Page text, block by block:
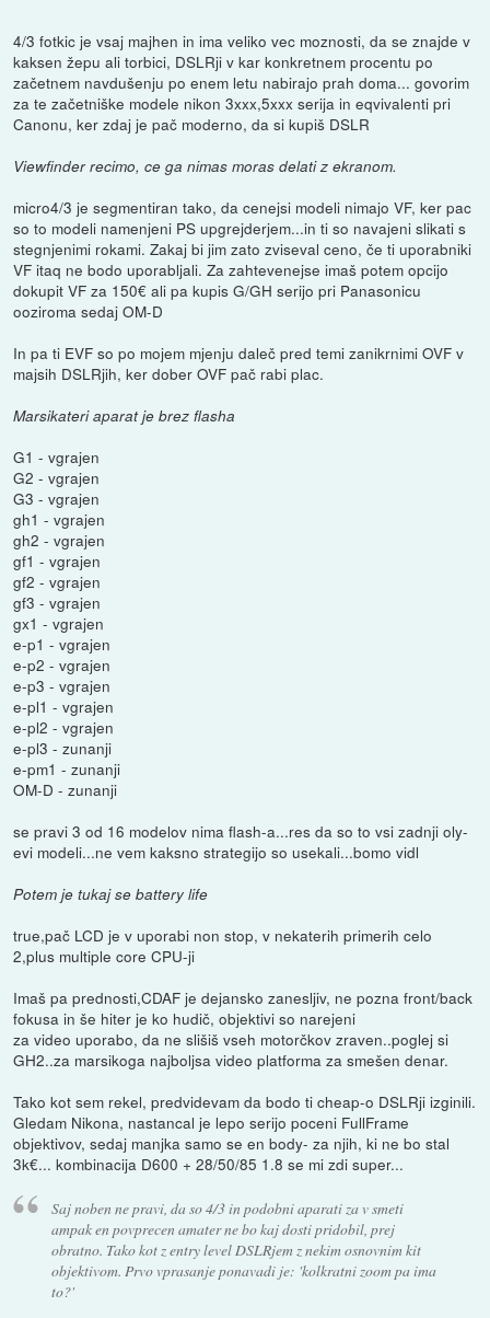
4/3 fotkic je vsaj majhen in ima veliko vec moznosti, da se znajde v
kaksen žepu ali torbici, DSLRji v kar konkretnem procentu po
začetnem navdušenju po enem letu nabirajo prah doma... govorim
za te začetniške modele nikon 3xxx,5xxx serija in eqvivalenti pri
Canonu, ker zdaj je pač moderno, da si kupiš DSLR
Viewfinder recimo, ce ga nimas moras delati z ekranom.
micro4/3 je segmentiran tako, da cenejsi modeli nimajo VF, ker pac
so to modeli namenjeni PS upgrejderjem...in ti so navajeni slikati s
stegnjenimi rokami. Zakaj bi jim zato zviseval ceno, če ti uporabniki
VF itaq ne bodo uporabljali. Za zahtevenejse imaš potem opcijo
dokupit VF za 150€ ali pa kupis G/GH serijo pri Panasonicu
ooziroma sedaj OM-D
In pa ti EVF so po mojem mjenju daleč pred temi zanikrnimi OVF v
majsih DSLRjih, ker dober OVF pač rabi plac.
Marsikateri aparat je brez flasha
G1 - vgrajen
G2 - vgrajen
G3 - vgrajen
gh1 - vgrajen
gh2 - vgrajen
gf1 - vgrajen
gf2 - vgrajen
gf3 - vgrajen
gx1 - vgrajen
e-p1 - vgrajen
e-p2 - vgrajen
e-p3 - vgrajen
e-pl1 - vgrajen
e-pl2 - vgrajen
e-pl3 - zunanji
e-pm1 - zunanji
OM-D - zunanji
se pravi 3 od 16 modelov nima flash-a...res da so to vsi zadnji oly-
evi modeli...ne vem kaksno strategijo so usekali...bomo vidl
Potem je tukaj se battery life
true,pač LCD je v uporabi non stop, v nekaterih primerih celo
2,plus multiple core CPU-ji
Imaš pa prednosti,CDAF je dejansko zanesljiv, ne pozna front/back
fokusa in še hiter je ko hudič, objektivi so narejeni
za video uporabo, da ne slišiš vseh motorčkov zraven..poglej si
GH2..za marsikoga najboljsa video platforma za smešen denar.
Tako kot sem rekel, predvidevam da bodo ti cheap-o DSLRji izginili.
Gledam Nikona, nastancal je lepo serijo poceni FullFrame
objektivov, sedaj manjka samo se en body- za njih, ki ne bo stal
3k€... kombinacija D600 + 28/50/85 1.8 se mi zdi super...
Saj noben ne pravi, da so 4/3 in podobni aparati za v smeti
ampak en povprecen amater ne bo kaj dosti pridobil, prej
obratno. Tako kot z entry level DSLRjem z nekim osnovnim kit
objektivom. Prvo vprasanje ponavadi je: 'kolkratni zoom pa ima
to?'